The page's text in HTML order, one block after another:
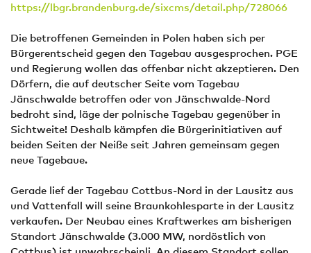
https://lbgr.brandenburg.de/sixcms/detail.php/728066
Die betroffenen Gemeinden in Polen haben sich per
Bürgerentscheid gegen den Tagebau ausgesprochen. PGE
und Regierung wollen das offenbar nicht akzeptieren. Den
Dörfern, die auf deutscher Seite vom Tagebau
Jänschwalde betroffen oder von Jänschwalde-Nord
bedroht sind, läge der polnische Tagebau gegenüber in
Sichtweite! Deshalb kämpfen die Bürgerinitiativen auf
beiden Seiten der Neiße seit Jahren gemeinsam gegen
neue Tagebaue.
Gerade lief der Tagebau Cottbus-Nord in der Lausitz aus
und Vattenfall will seine Braunkohlesparte in der Lausitz
verkaufen. Der Neubau eines Kraftwerkes am bisherigen
Standort Jänschwalde (3.000 MW, nordöstlich von